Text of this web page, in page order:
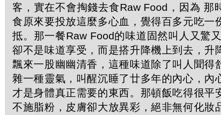
客，實在不會掏錢去食Raw Food，因為 那
食原來要投放這麼多心血，覺得百多元吃一
抵。那一餐Raw Food的味道固然叫人又驚
卻不是味道享受，而是搭升降機上到去，升
飄來一股幽幽清香，這種味道除了叫人聞得
雜一種靈氣，叫醒沉睡了廿多年的內心，內
才是身體真正需要的東西。那頓飯吃得很平
不施脂粉，皮膚卻大放異彩，絕非無何化妝